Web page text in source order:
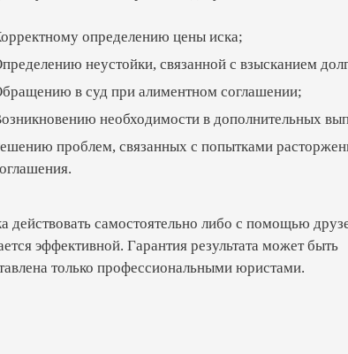
звоните профессионалам. Ведь в
инвалиде, либо о супруге, ждущей ребенка.
можно добиться положенных вам выплат от
определению цены иска;
неустойки, связанной с взысканием
в суд при алиментном соглашении;
необходимости в дополнительных
проблем, связанных с попытками
действовать самостоятельно либо с помощью
эффективной. Гарантия результата может быть
только профессиональными юристами.